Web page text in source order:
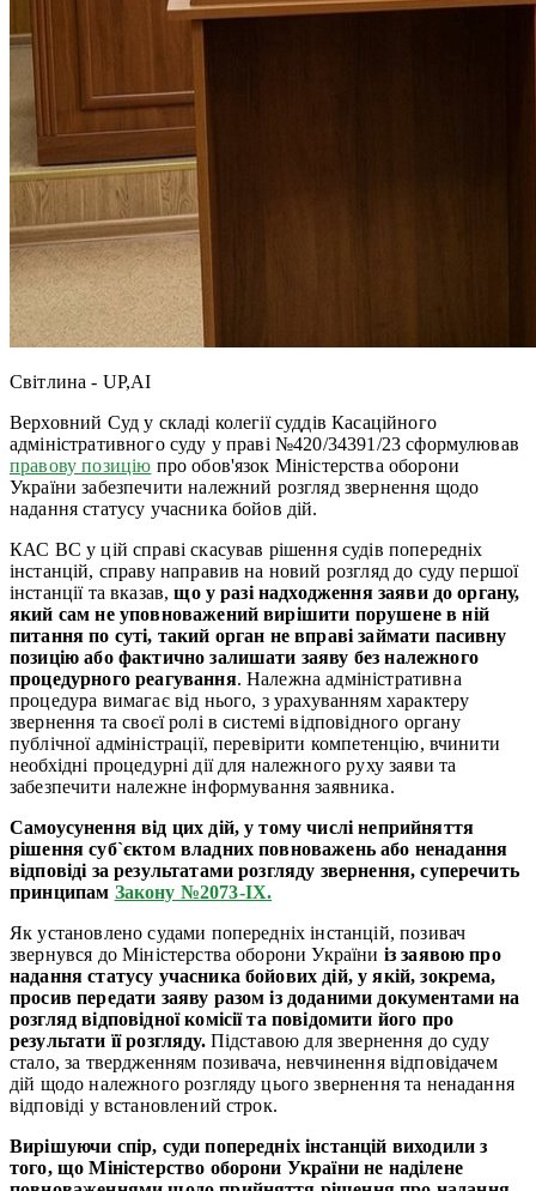
Світлина - UP,AI
Верховний Суд у складі колегії суддів Касаційного
адміністративного суду у праві №420/34391/23 сформулював
правову позицію про обов'язок Міністерства оборони
України забезпечити належний розгляд звернення щодо
надання статусу учасника бойов дій.
КАС ВС у цій справі скасував рішення судів попередніх
інстанцій, справу направив на новий розгляд до суду першої
інстанції та вказав,що у разі надходження заяви до органу,
який сам не уповноважений вирішити порушене в ній
питання по суті, такий орган не вправі займати пасивну
позицію або фактично залишати заяву без належного
процедурного реагування. Належна адміністративна
процедура вимагає від нього, з урахуванням характеру
звернення та своєї ролі в системі відповідного органу
публічної адміністрації, перевірити компетенцію, вчинити
необхідні процедурні дії для належного руху заяви та
забезпечити належне інформування заявника.
Самоусунення від цих дій, у тому числі неприйняття
рішення суб`єктом владних повноважень або ненадання
відповіді за результатами розгляду звернення, суперечить
принципам Закону №2073-IX.
Як установлено судами попередніх інстанцій, позивач
звернувся до Міністерства оборони України із заявою про
надання статусу учасника бойових дій, у якій, зокрема,
просив передати заяву разом із доданими документами на
розгляд відповідної комісії та повідомити його про
результати її розгляду.Підставою для звернення до суду
стало, за твердженням позивача, невчинення відповідачем
дій щодо належного розгляду цього звернення та ненадання
відповіді у встановлений строк.
Вирішуючи спір, суди попередніх інстанцій виходили з
того, що Міністерство оборони України не наділене